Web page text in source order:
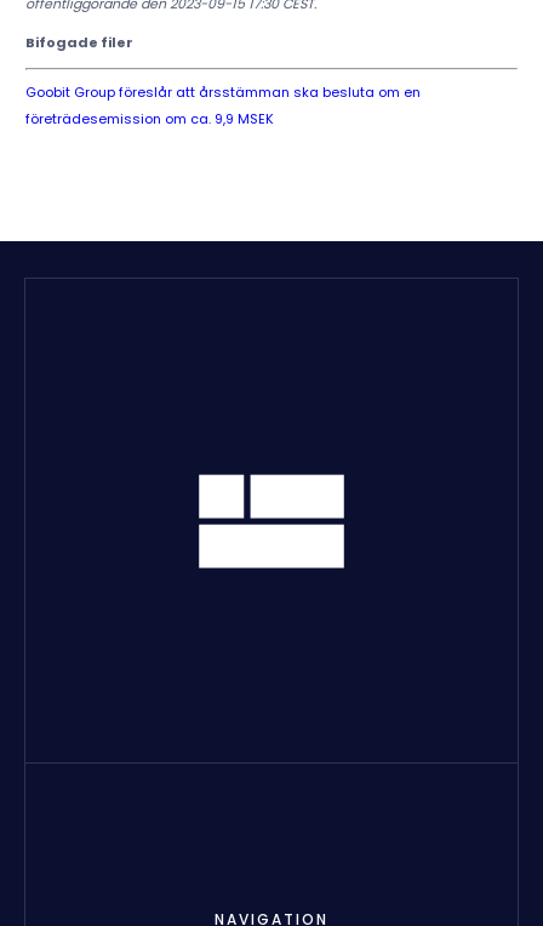
offentliggörande den 2023-09-15 17:30 CEST.
Bifogade filer
Goobit Group föreslår att årsstämman ska besluta om en
företrädesemission om ca. 9,9 MSEK
NAVIGATION